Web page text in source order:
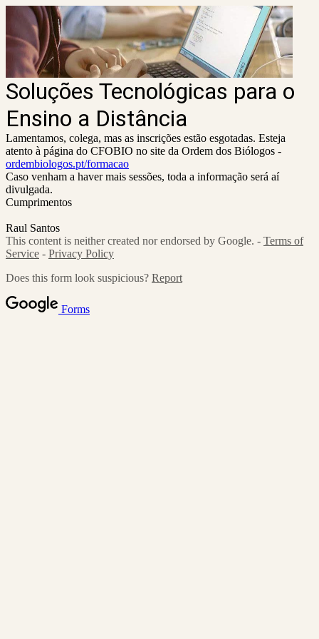
Soluções Tecnológicas para o
Ensino a Distância
Lamentamos, colega, mas as inscrições estão esgotadas. Esteja
atento à página do CFOBIO no site da Ordem dos Biólogos -
ordembiologos.pt/formacao
Caso venham a haver mais sessões, toda a informação será aí
divulgada.
Cumprimentos
Raul Santos
This content is neither created nor endorsed by Google. - Terms of
Service - Privacy Policy
Does this form look suspicious? Report
Forms